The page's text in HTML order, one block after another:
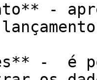
-
-  é